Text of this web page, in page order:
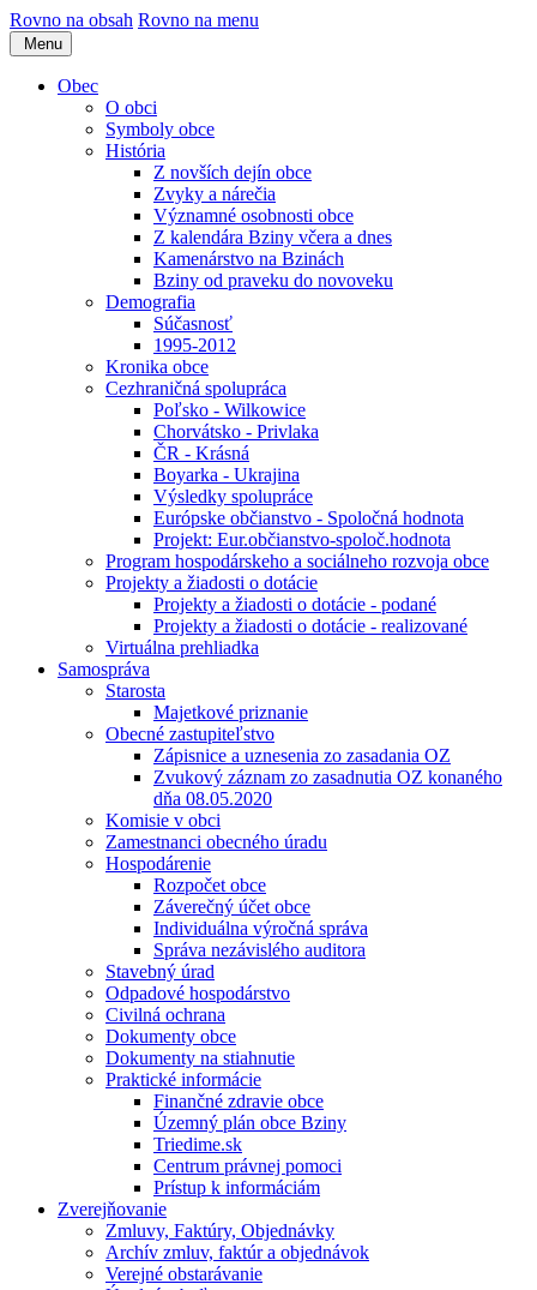
Rovno na obsah Rovno na menu
Menu
Obec
O obci
Symboly obce
História
Z novších dejín obce
Zvyky a nárečia
Významné osobnosti obce
Z kalendára Bziny včera a dnes
Kamenárstvo na Bzinách
Bziny od praveku do novoveku
Demografia
Súčasnosť
1995-2012
Kronika obce
Cezhraničná spolupráca
Poľsko - Wilkowice
Chorvátsko - Privlaka
ČR - Krásná
Boyarka - Ukrajina
Výsledky spolupráce
Európske občianstvo - Spoločná hodnota
Projekt: Eur.občianstvo-spoloč.hodnota
Program hospodárskeho a sociálneho rozvoja obce
Projekty a žiadosti o dotácie
Projekty a žiadosti o dotácie - podané
Projekty a žiadosti o dotácie - realizované
Virtuálna prehliadka
Samospráva
Starosta
Majetkové priznanie
Obecné zastupiteľstvo
Zápisnice a uznesenia zo zasadania OZ
Zvukový záznam zo zasadnutia OZ konaného
dňa 08.05.2020
Komisie v obci
Zamestnanci obecného úradu
Hospodárenie
Rozpočet obce
Záverečný účet obce
Individuálna výročná správa
Správa nezávislého auditora
Stavebný úrad
Odpadové hospodárstvo
Civilná ochrana
Dokumenty obce
Dokumenty na stiahnutie
Praktické informácie
Finančné zdravie obce
Územný plán obce Bziny
Triedime.sk
Centrum právnej pomoci
Prístup k informáciám
Zverejňovanie
Zmluvy, Faktúry, Objednávky
Archív zmluv, faktúr a objednávok
Verejné obstarávanie